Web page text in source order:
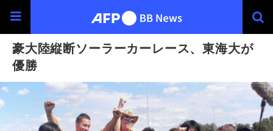
豪大陸縦断ソーラーカーレース、東海大が
優勝